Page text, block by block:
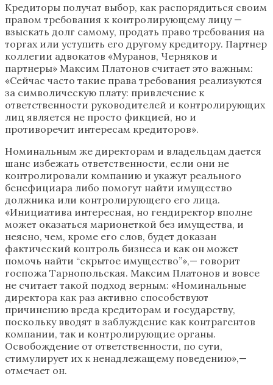
Кредиторы получат выбор, как распорядиться своим
правом требования к контролирующему лицу —
взыскать долг самому, продать право требования на
торгах или уступить его другому кредитору. Партнер
коллегии адвокатов «Муранов, Черняков и
партнеры» Максим Платонов считает это важным:
«Сейчас часто такие права требования реализуются
за символическую плату: привлечение к
ответственности руководителей и контролирующих
лиц является не просто фикцией, но и
противоречит интересам кредиторов».
Номинальным же директорам и владельцам дается
шанс избежать ответственности, если они не
контролировали компанию и укажут реального
бенефициара либо помогут найти имущество
должника или контролирующего его лица.
«Инициатива интересная, но гендиректор вполне
может оказаться марионеткой без имущества, и
неясно, чем, кроме его слов, будет доказан
фактический контроль бизнеса и как он может
помочь найти “скрытое имущество”»,— говорит
госпожа Тарнопольская. Максим Платонов и вовсе
не считает такой подход верным: «Номинальные
директора как раз активно способствуют
причинению вреда кредиторам и государству,
поскольку вводят в заблуждение как контрагентов
компании, так и контролирующие органы.
Освобождение от ответственности, по сути,
стимулирует их к ненадлежащему поведению»,—
отмечает он.